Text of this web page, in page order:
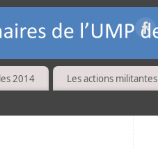
2014
Les actions militantes